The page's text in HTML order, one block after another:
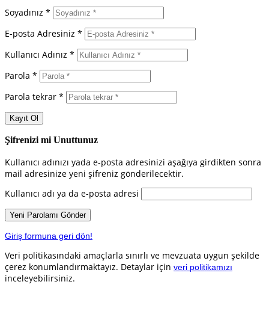
Soyadınız *
E-posta Adresiniz *
Kullanıcı Adınız *
Parola *
Parola tekrar *
Şifrenizi mi Unuttunuz
Kullanıcı adınızı yada e-posta adresinizi aşağıya girdikten sonra
mail adresinize yeni şifreniz gönderilecektir.
Kullanıcı adı ya da e-posta adresi
Giriş formuna geri dön!
Veri politikasındaki amaçlarla sınırlı ve mevzuata uygun şekilde
çerez konumlandırmaktayız. Detaylar için veri politikamızı
inceleyebilirsiniz.